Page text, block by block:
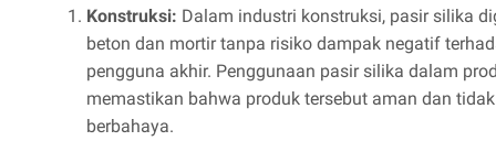
Konstruksi: Dalam industri konstruksi, pasir silika
beton dan mortir tanpa risiko dampak negatif
pengguna akhir. Penggunaan pasir silika dalam
memastikan bahwa produk tersebut aman dan
berbahaya.